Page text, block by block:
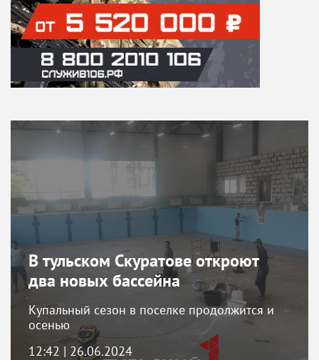
В тульском Скуратове откроют
два новых бассейна
Купальный сезон в поселке продолжится и
осенью
12:42 | 26.06.2024